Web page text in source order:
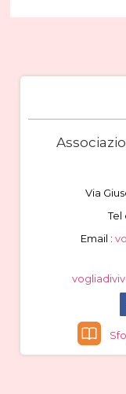
Via
Tel
Email :